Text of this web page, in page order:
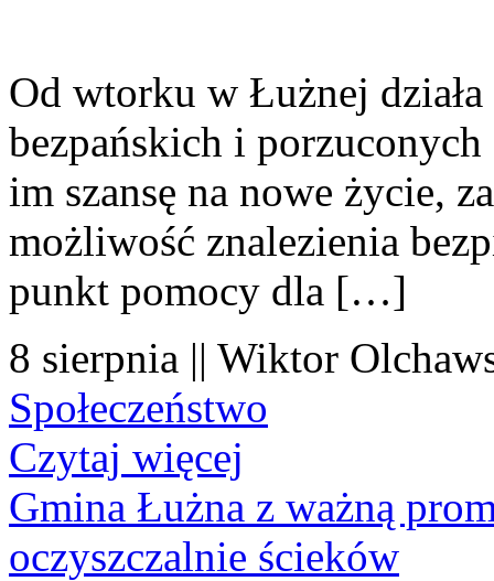
Od wtorku w Łużnej
bezpańskich i
im szansę na nowe życie,
możliwość znalezienia
punkt pomocy dla […]
8 sierpnia || Wiktor
Społeczeństwo
Czytaj więcej
Gmina Łużna z ważną
oczyszczalnie ścieków